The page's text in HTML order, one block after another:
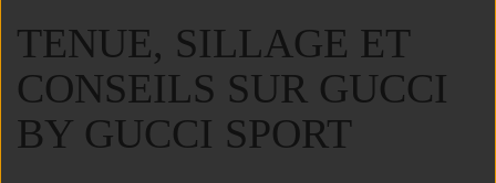
TENUE, SILLAGE ET
CONSEILS SUR GUCCI
BY GUCCI SPORT